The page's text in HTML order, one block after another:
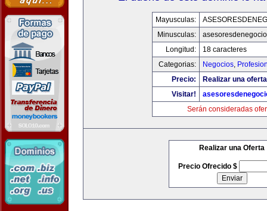
Mayusculas:
Minusculas:
Longitud:
18 caracteres
Categorias:
Negocios,
Precio:
Realizar una
Visitar!
Serán consideradas
Realizar una Oferta
Precio Ofrecido $